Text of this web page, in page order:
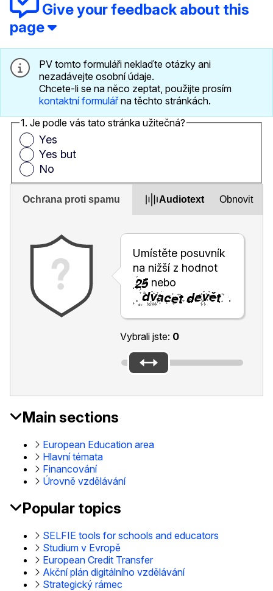
Give your feedback about this
page
PV tomto formuláři neklaďte otázky ani
nezadávejte osobní údaje.
Chcete-li se na něco zeptat, použijte prosím
kontaktní formulář na těchto stránkách.
1. Je podle vás tato stránka užitečná?
Yes
Yes but
No
Ochrana proti spamu Audiotext
Umístěte posuvník
na nižší z hodnot
nebo
.
Vybrali jste: 0
Obnovit
Footer
Main sections
European Education area
Hlavní témata
Financování
Úrovně vzdělávání
Popular topics
SELFIE tools for schools and educators
Studium v Evropě
European Credit Transfer
Akční plán digitálního vzdělávání
Strategický rámec